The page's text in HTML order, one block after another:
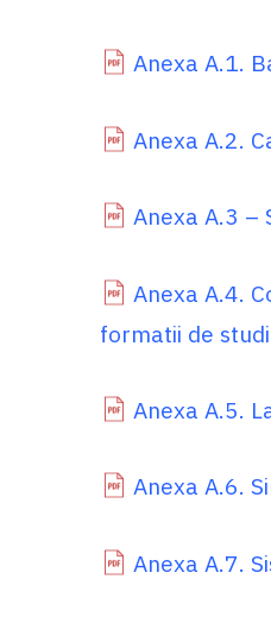
Anexa A.1.
Anexa A.2.
Anexa A.3
Anexa A.4.
formatii de
Anexa A.5.
Anexa A.6.
Anexa A.7.